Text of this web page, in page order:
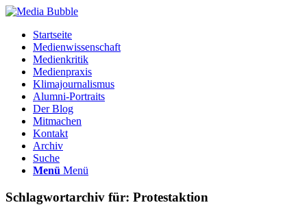
Startseite
Medienwissenschaft
Medienkritik
Medienpraxis
Klimajournalismus
Alumni-Portraits
Der Blog
Mitmachen
Kontakt
Archiv
Suche
Menü Menü
Schlagwortarchiv für: Protestaktion